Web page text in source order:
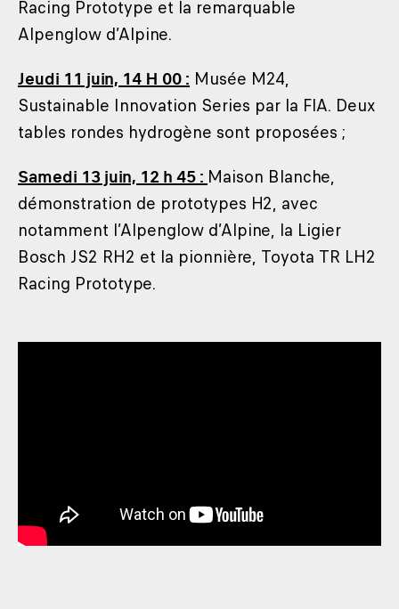
Racing Prototype et la remarquable
Alpenglow d’Alpine.
Jeudi 11 juin, 14 H 00 : Musée M24,
Sustainable Innovation Series par la FIA. Deux
tables rondes hydrogène sont proposées ;
Samedi 13 juin, 12 h 45 : Maison Blanche,
démonstration de prototypes H2, avec
notamment l’Alpenglow d’Alpine, la Ligier
Bosch JS2 RH2 et la pionnière, Toyota TR LH2
Racing Prototype.